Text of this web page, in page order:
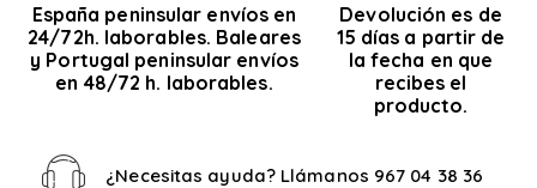
España peninsular envíos en
24/72h. laborables. Baleares
y Portugal peninsular envíos
en 48/72 h. laborables.
Devolución es de
15 días a partir de
la fecha en que
recibes el
producto.
¿Necesitas ayuda? Llámanos 967 04 38 36